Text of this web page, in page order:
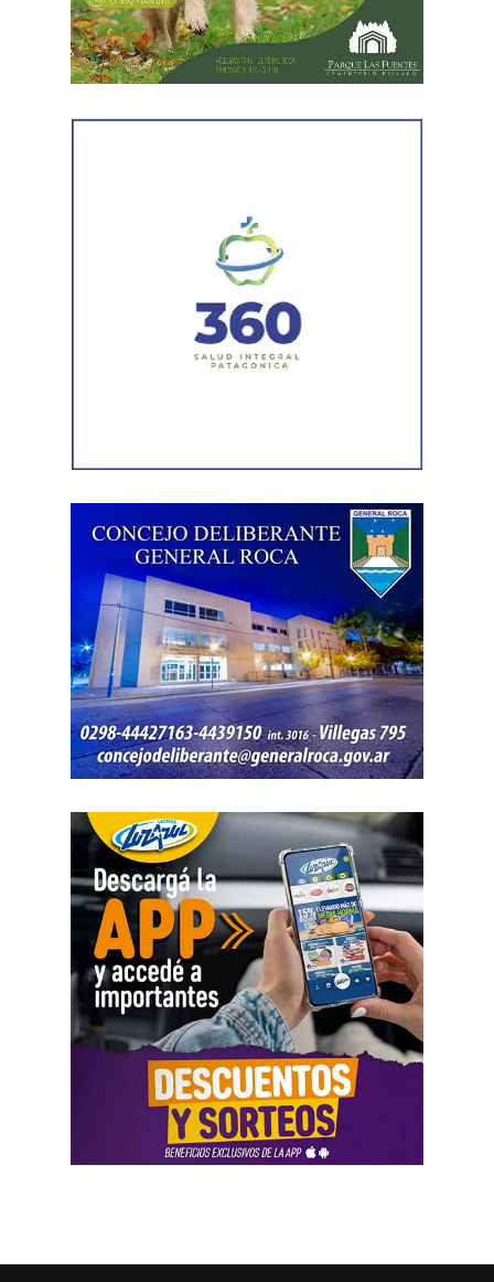
sospechosoy se llevaron adelante distintas diligencias
en el marco de la investigación.
Durante el procedimiento, el personal encontró el teléfono
correspondiente para acreditar su propiedad. Además,
denunciado como robado
Posteriormente, el inmueble fue preservado para la
intervención del Gabinete de Criminalística, que realizó
las pericias correspondientes. Otros elementos
encontrados quedaron bajo resguardo para determinar su
procedencia.
Por disposición de la Fiscalía de turno, ambos hombres
permanecen detenidos en el marco de una causa por